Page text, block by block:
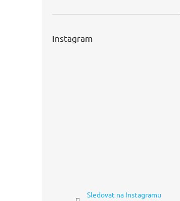
Instagram
Sledovat na Instagramu